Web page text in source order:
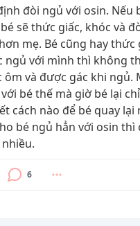
đòi ngủ với osin. Nếu
sẽ thức giấc, khóc và
mẹ. Bé cũng hay
ngủ với mình thì không
và được gác khi ngủ.
bé thế mà giờ bé lại
cách nào để bé quay
bé ngủ hẳn với osin
6